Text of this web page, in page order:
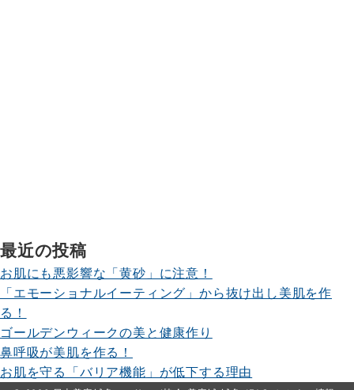
最近の投稿
お肌にも悪影響な「黄砂」に注意！
「エモーショナルイーティング」から抜け出し美肌を作
る！
ゴールデンウィークの美と健康作り
鼻呼吸が美肌を作る！
お肌を守る「バリア機能」が低下する理由